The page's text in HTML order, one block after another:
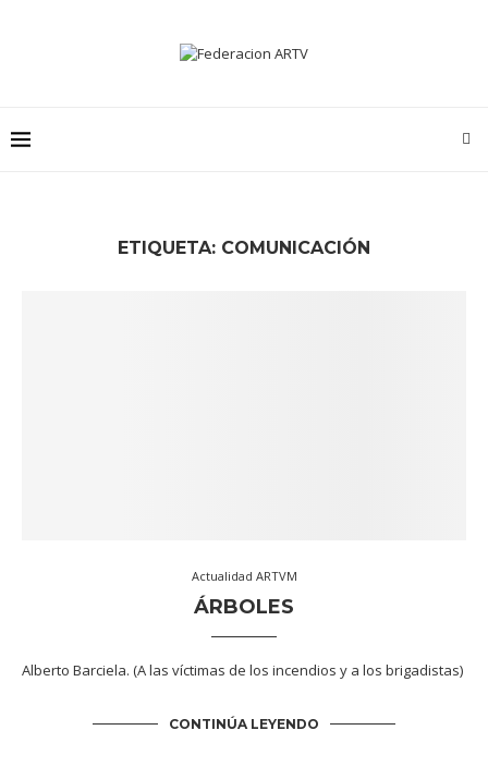
ETIQUETA: COMUNICACIÓN
Actualidad ARTVM
ÁRBOLES
Alberto Barciela. (A las víctimas de los incendios y a los brigadistas)
CONTINÚA LEYENDO